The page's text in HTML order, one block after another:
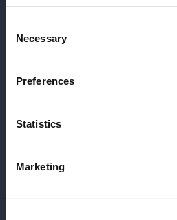
Selection
Necessary
Preferences
Statistics
Marketing